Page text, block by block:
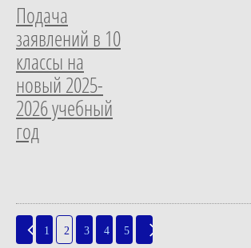
Подача
заявлений в 10
классы на
новый 2025-
2026 учебный
год
1 2 3 4 5